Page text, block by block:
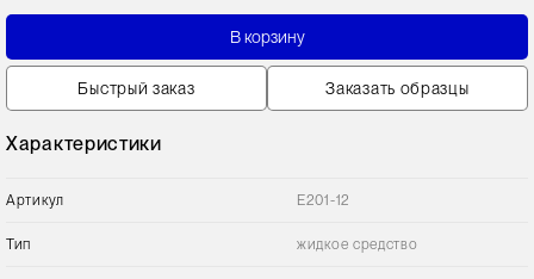
В корзину
Быстрый заказ Заказать образцы
Характеристики
Артикул E201-12
Тип жидкое средство